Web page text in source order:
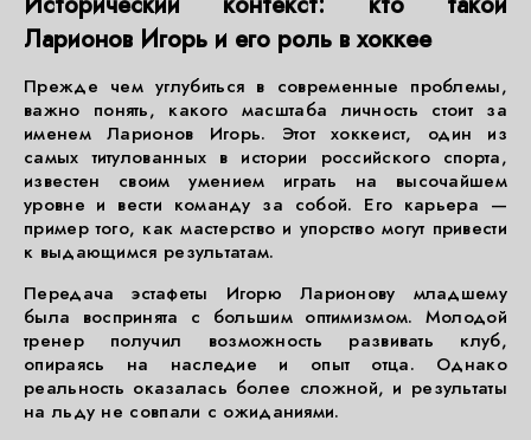
Ларионов Игорь и его роль в хоккее
Прежде чем углубиться в современные проблемы,
важно понять, какого масштаба личность стоит за
именем Ларионов Игорь. Этот хоккеист, один из
самых титулованных в истории российского спорта,
известен своим умением играть на высочайшем
уровне и вести команду за собой. Его карьера —
пример того, как мастерство и упорство могут привести
к выдающимся результатам.
Передача эстафеты Игорю Ларионову младшему
была воспринята с большим оптимизмом. Молодой
тренер получил возможность развивать клуб,
опираясь на наследие и опыт отца. Однако
реальность оказалась более сложной, и результаты
на льду не совпали с ожиданиями.